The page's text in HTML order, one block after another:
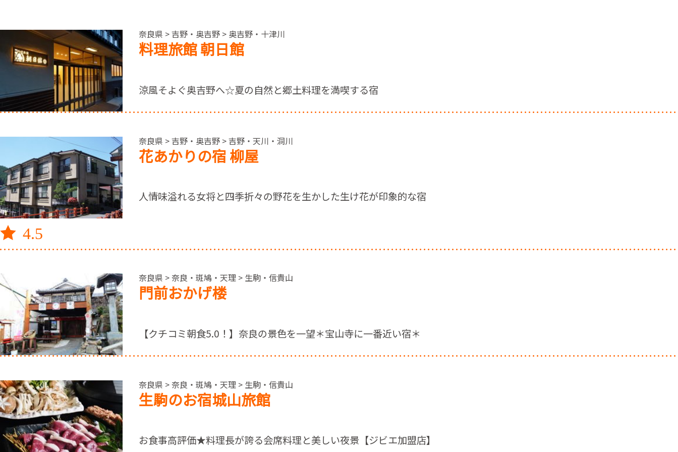
奈良県 > 吉野・奥吉野 > 奥吉野・十津川
料理旅館 朝日館
涼風そよぐ奥吉野へ☆夏の自然と郷土料理を満喫する宿
4.5
奈良県 > 吉野・奥吉野 > 吉野・天川・洞川
花あかりの宿 柳屋
人情味溢れる女将と四季折々の野花を生かした生け花が印象的な宿
奈良県 > 奈良・斑鳩・天理 > 生駒・信貴山
門前おかげ楼
【クチコミ朝食5.0！】奈良の景色を一望＊宝山寺に一番近い宿＊
奈良県 > 奈良・斑鳩・天理 > 生駒・信貴山
生駒のお宿城山旅館
お食事高評価★料理長が誇る会席料理と美しい夜景【ジビエ加盟店】